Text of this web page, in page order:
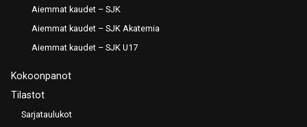
Aiemmat kaudet – SJK
Aiemmat kaudet – SJK Akatemia
Aiemmat kaudet – SJK U17
Kokoonpanot
Tilastot
Sarjataulukot